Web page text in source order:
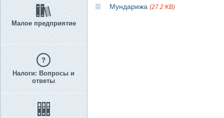
Малое предприятие
Налоги: Вопросы и
ответы
Мундарижа (27.2 KB)